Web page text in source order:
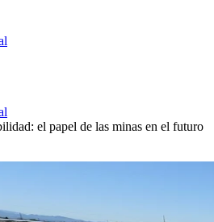
el papel de las minas en el futuro